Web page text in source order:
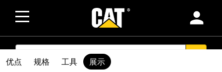
person
SEARCH
优点 规格 工具 展示